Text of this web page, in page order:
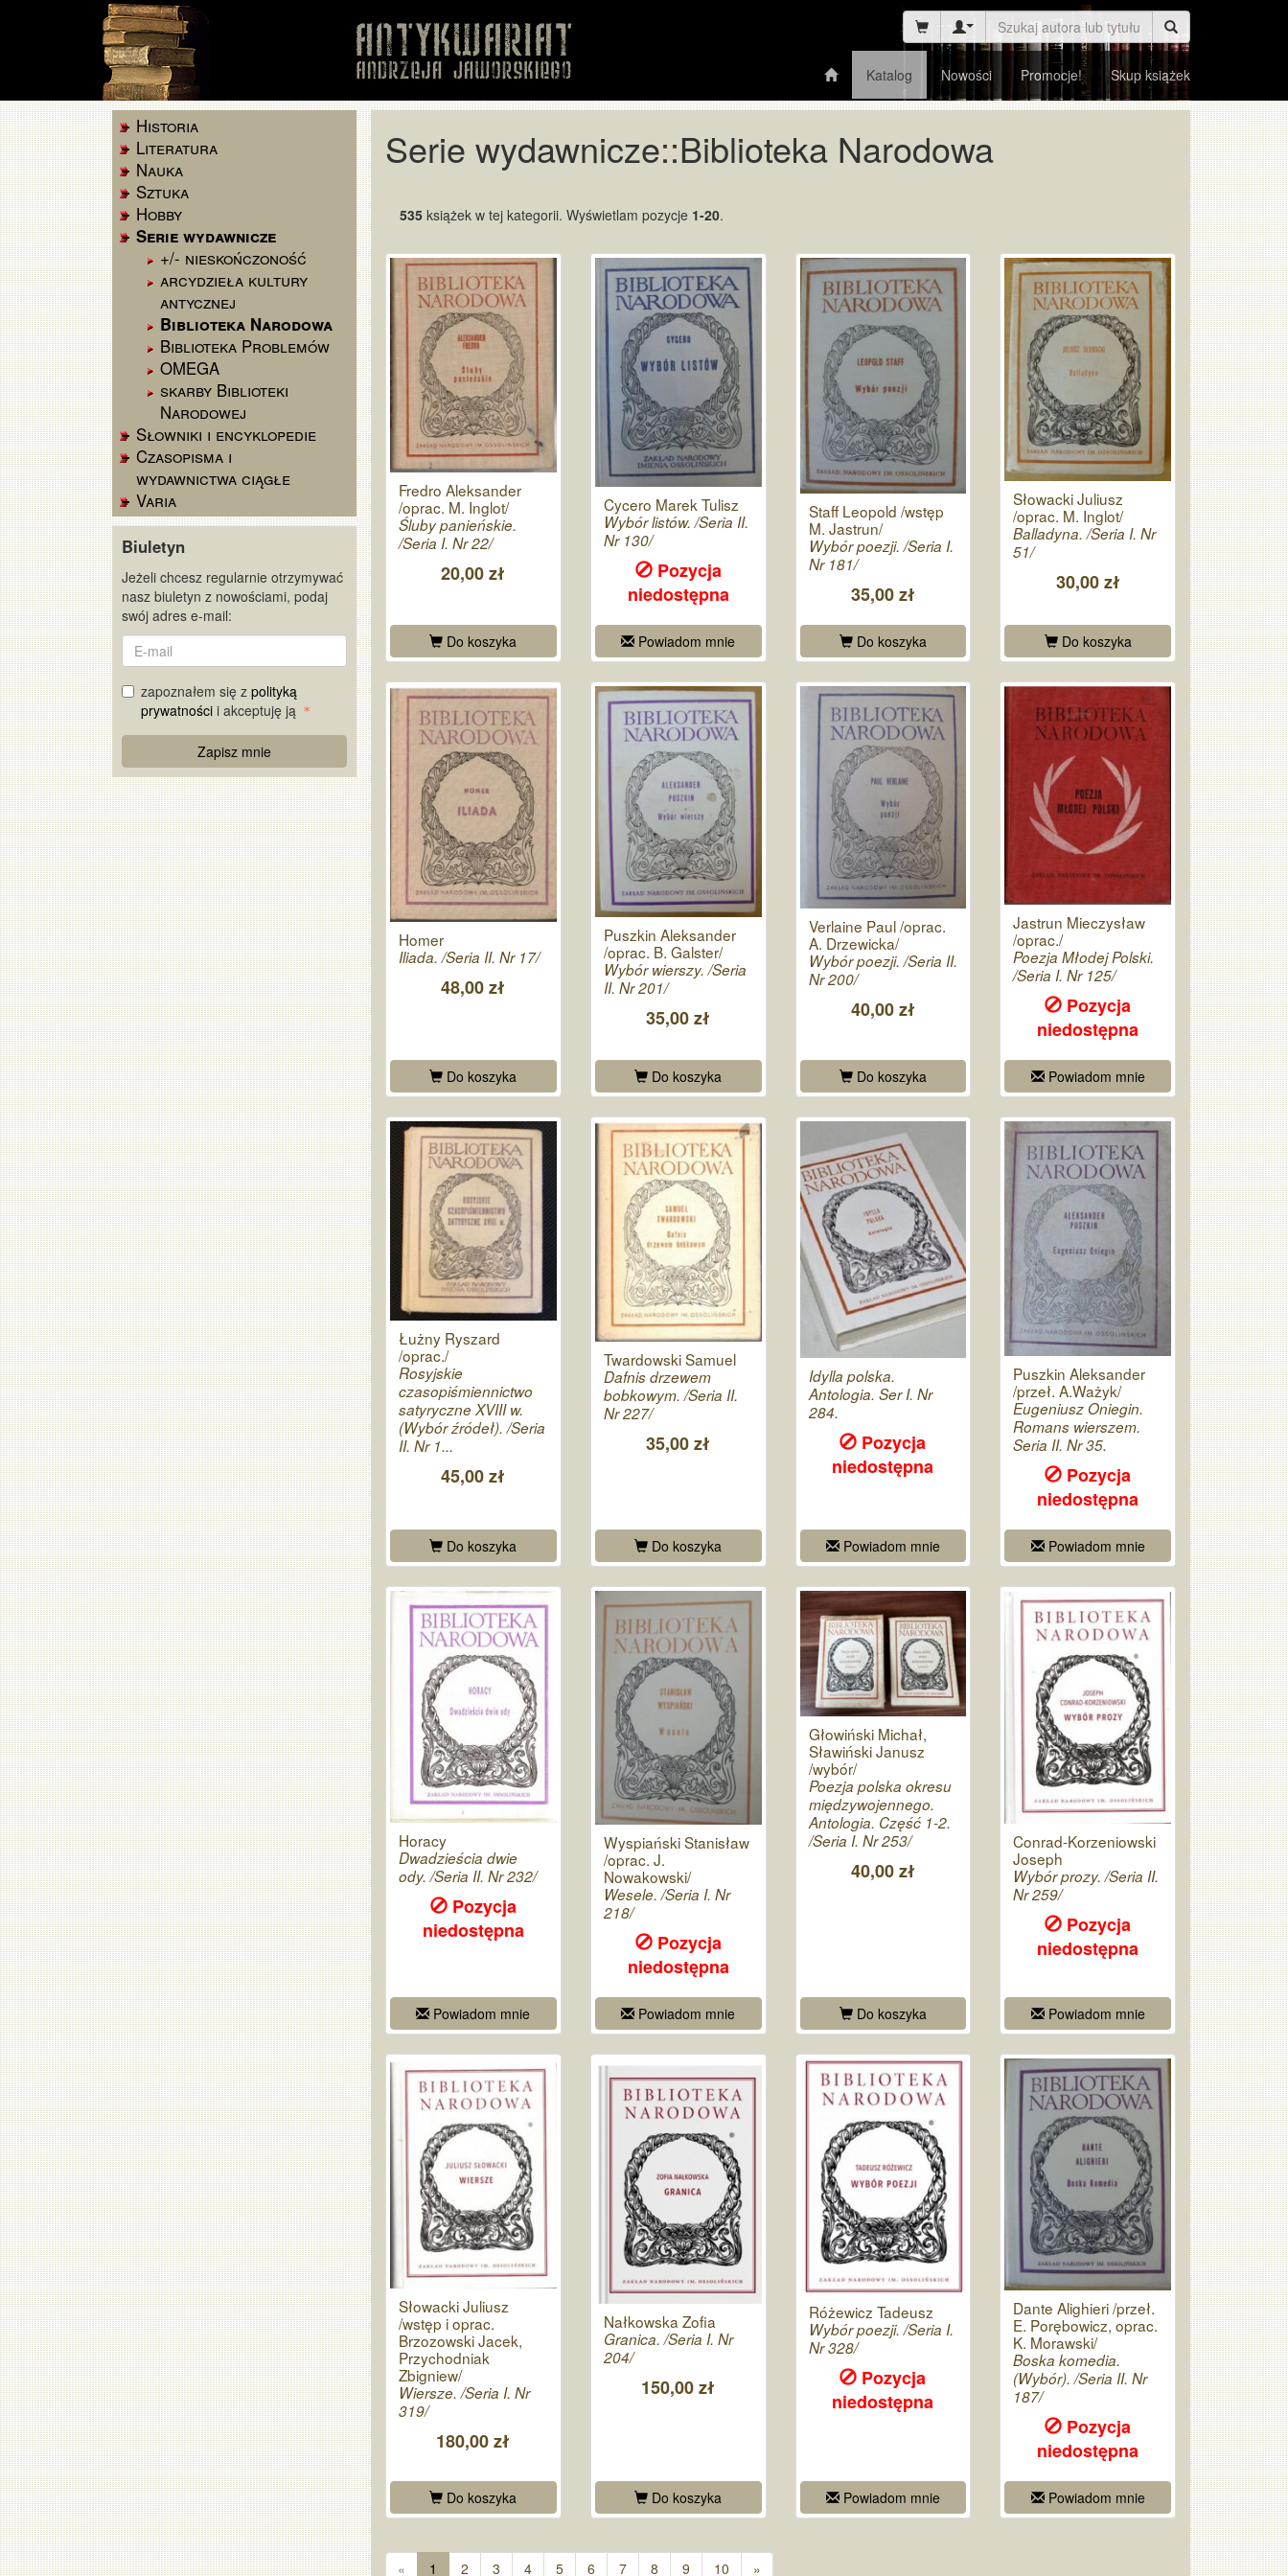
Katalog Nowości Promocje! Skup książek
Historia
Literatura
Nauka
Sztuka
Hobby
Serie wydawnicze
+/- nieskończoność
arcydzieła kultury
antycznej
Biblioteka Narodowa
Biblioteka Problemów
OMEGA
skarby Biblioteki
Narodowej
Słowniki i encyklopedie
Czasopisma i
wydawnictwa ciągłe
Varia
Biuletyn
Jeżeli chcesz regularnie otrzymywać
nasz biuletyn z nowościami, podaj
swój adres e-mail:
E-
mail
zapoznałem się z polityką
prywatności i akceptuję ją
Captcha
Zapisz mnie
Serie wydawnicze::Biblioteka Narodowa
535 książek w tej kategorii. Wyświetlam pozycje 1-20.
Fredro Aleksander
/oprac. M. Inglot/
Śluby panieńskie.
/Seria I. Nr 22/
20,00 zł
Do koszyka
Cycero Marek Tulisz
Wybór listów. /Seria II.
Nr 130/
Pozycja
niedostępna
Powiadom mnie
Staff Leopold /wstęp
M. Jastrun/
Wybór poezji. /Seria I.
Nr 181/
35,00 zł
Do koszyka
Słowacki Juliusz
/oprac. M. Inglot/
Balladyna. /Seria I. Nr
51/
30,00 zł
Do koszyka
Homer
Iliada. /Seria II. Nr 17/
48,00 zł
Do koszyka
Puszkin Aleksander
/oprac. B. Galster/
Wybór wierszy. /Seria
II. Nr 201/
35,00 zł
Do koszyka
Verlaine Paul /oprac.
A. Drzewicka/
Wybór poezji. /Seria II.
Nr 200/
40,00 zł
Do koszyka
Jastrun Mieczysław
/oprac./
Poezja Młodej Polski.
/Seria I. Nr 125/
Pozycja
niedostępna
Powiadom mnie
Łużny Ryszard
/oprac./
Rosyjskie
czasopiśmiennictwo
satyryczne XVIII w.
(Wybór źródeł). /Seria
II. Nr 1...
45,00 zł
Do koszyka
Twardowski Samuel
Dafnis drzewem
bobkowym. /Seria II.
Nr 227/
35,00 zł
Do koszyka
Idylla polska.
Antologia. Ser I. Nr
284.
Pozycja
niedostępna
Powiadom mnie
Puszkin Aleksander
/przeł. A.Ważyk/
Eugeniusz Oniegin.
Romans wierszem.
Seria II. Nr 35.
Pozycja
niedostępna
Powiadom mnie
Horacy
Dwadzieścia dwie
ody. /Seria II. Nr 232/
Pozycja
niedostępna
Powiadom mnie
Wyspiański Stanisław
/oprac. J.
Nowakowski/
Wesele. /Seria I. Nr
218/
Pozycja
niedostępna
Powiadom mnie
Głowiński Michał,
Sławiński Janusz
/wybór/
Poezja polska okresu
międzywojennego.
Antologia. Część 1-2.
/Seria I. Nr 253/
40,00 zł
Do koszyka
Conrad-Korzeniowski
Joseph
Wybór prozy. /Seria II.
Nr 259/
Pozycja
niedostępna
Powiadom mnie
Słowacki Juliusz
/wstęp i oprac.
Brzozowski Jacek,
Przychodniak
Zbigniew/
Wiersze. /Seria I. Nr
319/
180,00 zł
Do koszyka
Nałkowska Zofia
Granica. /Seria I. Nr
204/
150,00 zł
Do koszyka
Różewicz Tadeusz
Wybór poezji. /Seria I.
Nr 328/
Pozycja
niedostępna
Powiadom mnie
Dante Alighieri /przeł.
E. Porębowicz, oprac.
K. Morawski/
Boska komedia.
(Wybór). /Seria II. Nr
187/
Pozycja
niedostępna
Powiadom mnie
« 1 2 3 4 5 6 7 8 9 10 »